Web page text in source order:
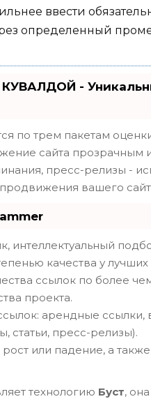
ввести
определенный
-
по трем пакетам
сайта прозрачным
пресс-релизы -
вашего
качества у
ссылок по более
проекта.
арендные ссылки,
статьи, пресс-релизы).
или падение, а
технологию Буст,